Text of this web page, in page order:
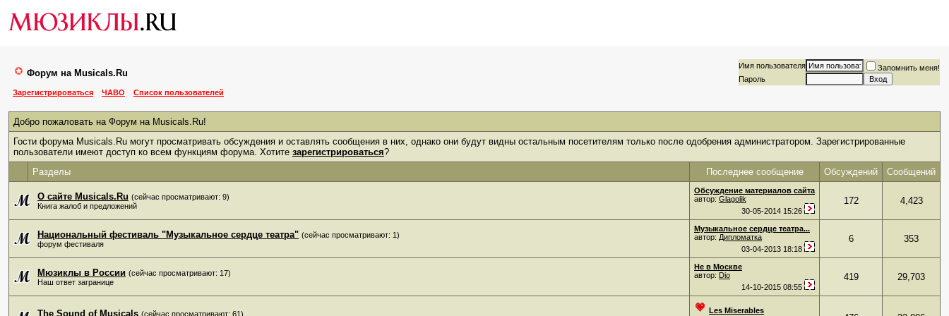
Форум на Musicals.Ru
Имя пользователя
Запомнить меня!
Пароль
Зарегистрироваться
ЧАВО Список пользователей
Добро пожаловать на Форум на Musicals.Ru!
Гости форума Musicals.Ru могут просматривать обсуждения и оставлять сообщения в них, однако они будут видны остальным посетителям только после одобрения администратором. Зарегистрированные
пользователи имеют доступ ко всем функциям форума. Хотите зарегистрироваться?
Разделы
Последнее сообщение Обсуждений Сообщений
О сайте Musicals.Ru (сейчас просматривают: 9)
Книга жалоб и предложений
Обсуждение материалов сайта
автор: Glagolik
30-05-2014 15:26
172 4,423
Национальный фестиваль "Музыкальное сердце театра" (сейчас просматривают: 1)
форум фестиваля
Музыкальное сердце театра...
автор: Дипломатка
03-04-2013 18:18
6 353
Мюзиклы в России (сейчас просматривают: 17)
Наш ответ загранице
Не в Москве
автор: Dio
14-10-2015 08:55
419 29,703
The Sound of Musicals (сейчас просматривают: 61)
Les Miserables